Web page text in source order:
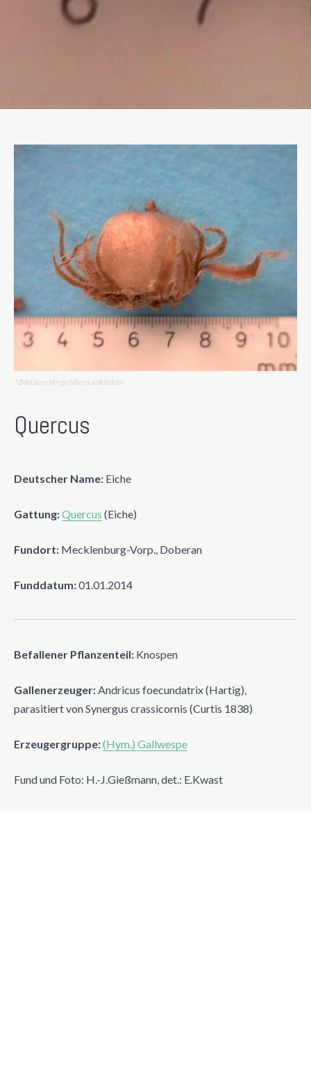
* Bild zum Vergrößern anklicken
Quercus
Deutscher Name: Eiche
Gattung:Quercus (Eiche)
Fundort: Mecklenburg-Vorp., Doberan
Funddatum:01.01.2014
Befallener Pflanzenteil: Knospen
Gallenerzeuger:Andricus foecundatrix (Hartig),
parasitiert von Synergus crassicornis (Curtis 1838)
Erzeugergruppe:(Hym.) Gallwespe
Fund und Foto: H.-J.Gießmann, det.: E.Kwast